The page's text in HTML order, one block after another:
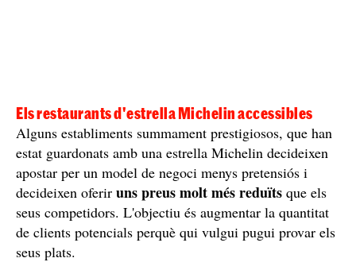
Els restaurants d'estrella Michelin accessibles
Alguns establiments summament prestigiosos, que han
estat guardonats amb una estrella Michelin decideixen
apostar per un model de negoci menys pretensiós i
decideixen oferir uns preus molt més reduïts que els
seus competidors. L'objectiu és augmentar la quantitat
de clients potencials perquè qui vulgui pugui provar els
seus plats.